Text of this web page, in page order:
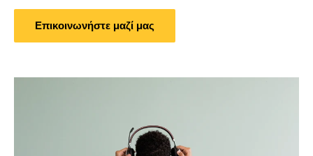
Επικοινωνήστε μαζί μας